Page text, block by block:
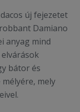
új fejezetet
Damiano
anyag mind
bátor és
mely